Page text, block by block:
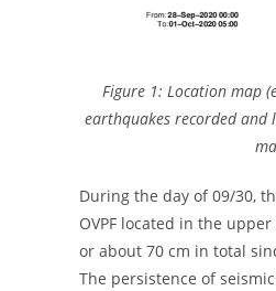
Figure 1: Location map
earthquakes recorded and
During the day of 09/30,
OVPF located in the
or about 70 cm in total
The persistence of